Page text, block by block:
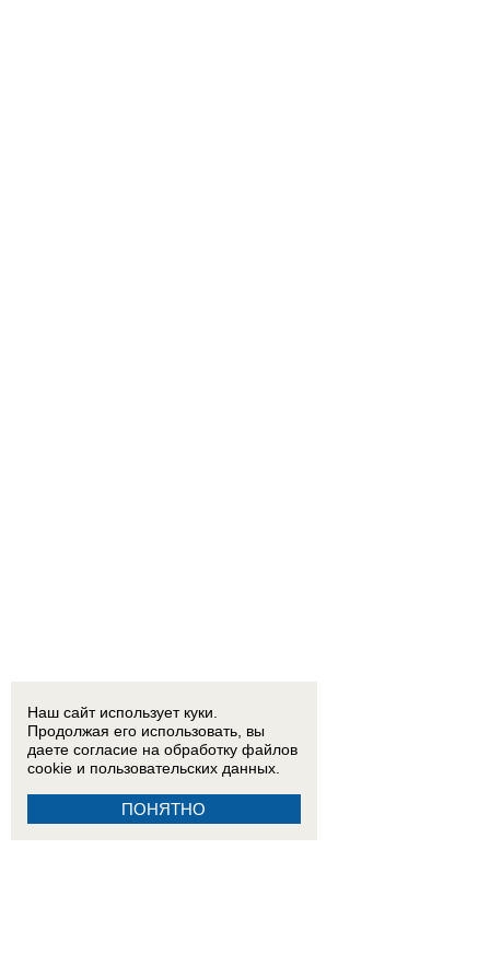
Наш сайт использует куки.
Продолжая его использовать, вы
даете согласие на обработку файлов
cookie и пользовательских данных.
ПОНЯТНО